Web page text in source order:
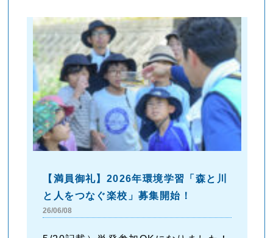
【満員御礼】2026年環境学習「森と川
と人をつなぐ楽校」募集開始！
26/06/08